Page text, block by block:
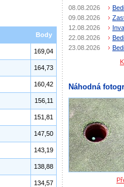
Body
169,04
164,73
160,42
156,11
151,81
147,50
143,19
138,88
134,57
08.08.2026
09.08.2026
12.08.2026
22.08.2026
23.08.2026
Náhodná